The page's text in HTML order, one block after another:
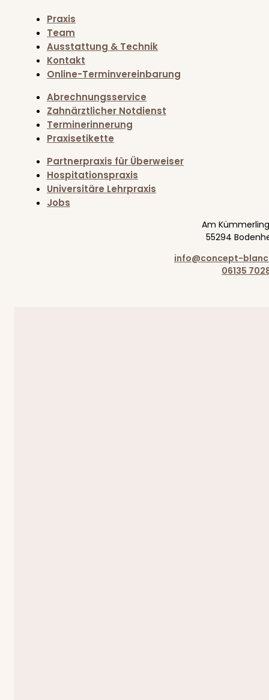
Praxis
Team
Ausstattung & Technik
Kontakt
Online-Terminvereinbarung
Abrechnungsservice
Zahnärztlicher Notdienst
Terminerinnerung
Praxisetikette
Partnerpraxis für Überweiser
Hospitationspraxis
Universitäre Lehrpraxis
Jobs
Am
55294
info@concept-
06135